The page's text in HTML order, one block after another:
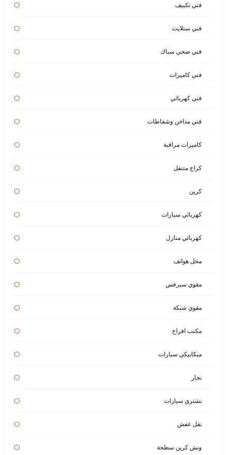
فني تكييف
فني ستلايت
فني صحي سباك
فني كاميرات
فني كهربائي
فني مداخن وشفاطات
كاميرات مراقبة
كراج متنقل
كرين
كهربائي سيارات
كهربائي منازل
محل هواتف
مقوي سيرفس
مقوي شبكة
مكتب افراح
ميكانيكي سيارات
نجار
نشتري سيارات
نقل عفش
ونش كرين سطحة